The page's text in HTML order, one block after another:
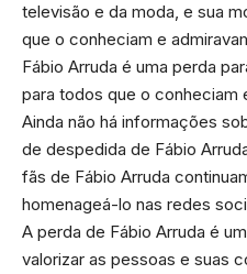
televisão e da moda, e sua
que o conheciam e
Fábio Arruda é uma perda
para todos que o conheciam
Ainda não há informações
de despedida de Fábio
fãs de Fábio Arruda
homenageá-lo nas redes
A perda de Fábio Arruda é
valorizar as pessoas e suas